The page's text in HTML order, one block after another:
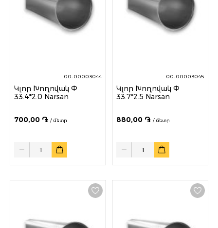
00-00003044
Կլոր Խողովակ Փ
33.4*2.0 Narsan
700,00 ֏ / մետր
Quantity
00-00003045
Կլոր Խողովակ Փ
33.7*2.5 Narsan
880,00 ֏ / մետր
Quantity